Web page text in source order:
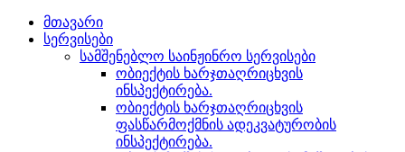
მთავარი
სერვისები
სამშენებლო საინჟინრო სერვისები
ობიექტის ხარჯთაღრიცხვის
ინსპექტირება.
ობიექტის ხარჯთაღრიცხვის
ფასწარმოქმნის ადეკვატურობის
ინსპექტირება.